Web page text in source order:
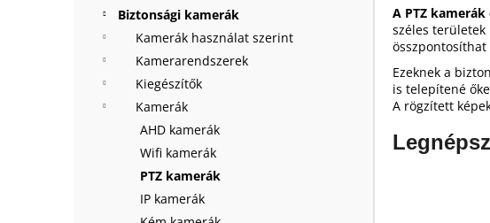
Biztonsági kamerák
Kamerák használat szerint
Kamerarendszerek
Kiegészítők
Kamerák
AHD kamerák
Wifi kamerák
PTZ kamerák
IP kamerák
A PTZ
széles területek
összpontosíthat
Ezeknek a
is telepítené
A rögzített